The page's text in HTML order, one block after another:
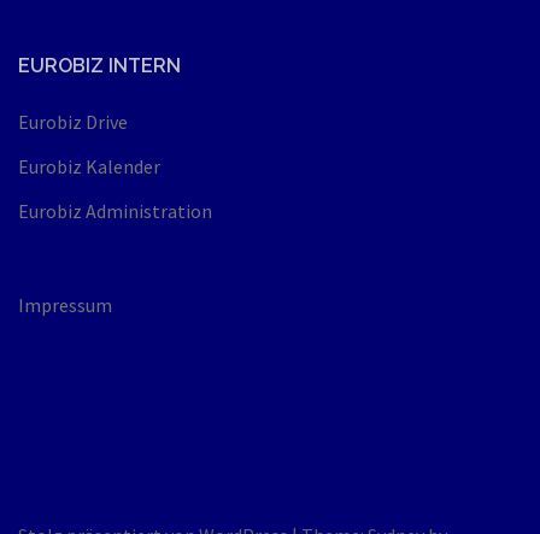
EUROBIZ INTERN
Eurobiz Drive
Eurobiz Kalender
Eurobiz Administration
Impressum